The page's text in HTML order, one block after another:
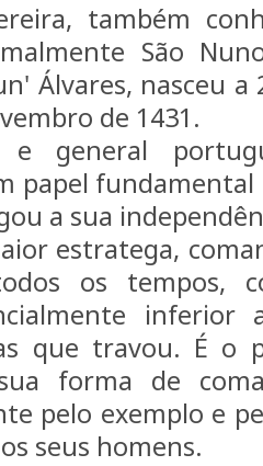
também
São
Álvares, nasceu a
de 1431.
general
papel fundamental
a sua
estratega,
os tempos,
inferior
que travou. É o
forma de
pelo exemplo e
seus homens.